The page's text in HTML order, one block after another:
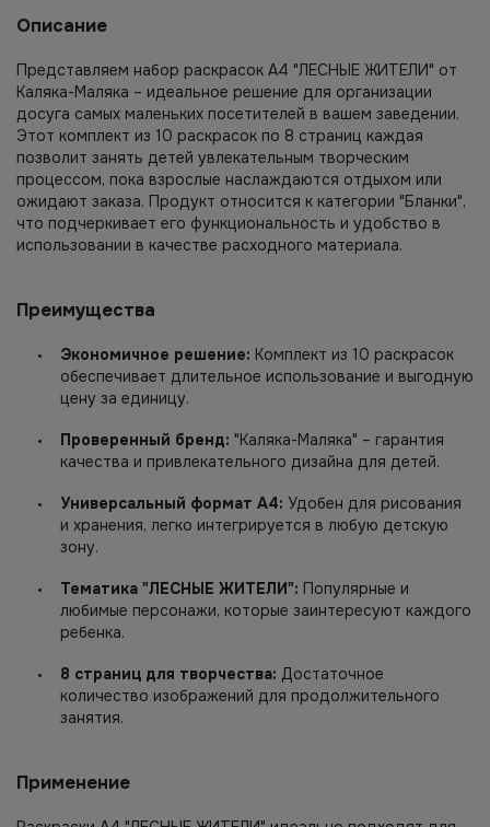
Описание
Представляем набор раскрасок A4 "ЛЕСНЫЕ ЖИТЕЛИ" от
Каляка-Маляка – идеальное решение для организации
досуга самых маленьких посетителей в вашем заведении.
Этот комплект из 10 раскрасок по 8 страниц каждая
позволит занять детей увлекательным творческим
процессом, пока взрослые наслаждаются отдыхом или
ожидают заказа. Продукт относится к категории "Бланки",
что подчеркивает его функциональность и удобство в
использовании в качестве расходного материала.
Преимущества
Экономичное решение: Комплект из 10 раскрасок
обеспечивает длительное использование и выгодную
цену за единицу.
Проверенный бренд: "Каляка-Маляка" – гарантия
качества и привлекательного дизайна для детей.
Универсальный формат A4: Удобен для рисования
и хранения, легко интегрируется в любую детскую
зону.
Тематика "ЛЕСНЫЕ ЖИТЕЛИ": Популярные и
любимые персонажи, которые заинтересуют каждого
ребенка.
8 страниц для творчества: Достаточное
количество изображений для продолжительного
занятия.
Применение